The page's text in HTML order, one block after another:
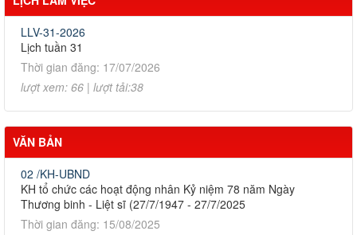
LLV-31-2026
Lịch tuần 31
Thời gian đăng: 17/07/2026
lượt xem: 66 | lượt tải:38
VĂN BẢN
02 /KH-UBND
KH tổ chức các hoạt động nhân Kỷ niệm 78 năm Ngày
Thương binh - Liệt sĩ (27/7/1947 - 27/7/2025
Thời gian đăng: 15/08/2025